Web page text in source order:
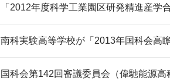
「2012年度科学工業園区研発精進産学
南科実験高等学校が「2013年国科会高
国科会第142回審議委員会（偉馳能源